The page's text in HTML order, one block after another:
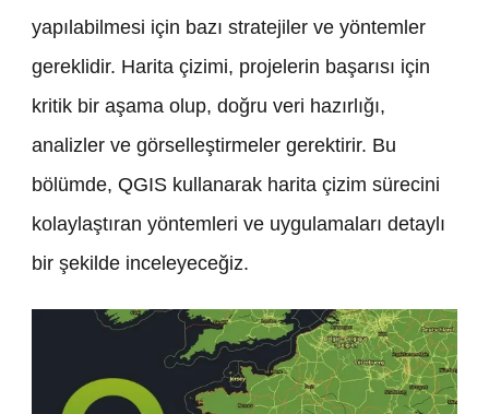
Yaptırma
Temel
yapılabilmesi için bazı stratejiler ve yöntemler
gereklidir. Harita çizimi, projelerin başarısı için
kritik bir aşama olup, doğru veri hazırlığı,
analizler ve görselleştirmeler gerektirir. Bu
bölümde, QGIS kullanarak harita çizim sürecini
kolaylaştıran yöntemleri ve uygulamaları detaylı
bir şekilde inceleyeceğiz.